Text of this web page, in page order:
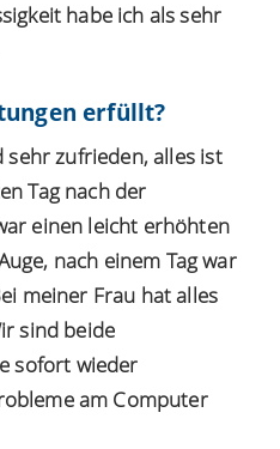
habe ich als sehr
erfüllt?
sehr zufrieden, alles ist
Tag nach der
einen leicht erhöhten
nach einem Tag war
meiner Frau hat alles
sind beide
sofort wieder
am Computer